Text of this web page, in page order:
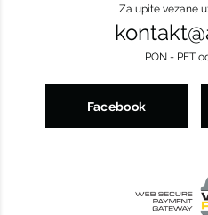
Za upite vezane
PON - PET
Facebook